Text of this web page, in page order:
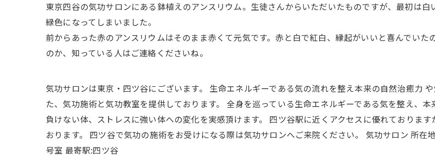
東京四谷の気功サロンにある鉢植えのアンスリウム。生徒さんからいただいたものですが、最初は
緑色になってしまいました。
前からあった赤のアンスリウムはそのまま赤くて元気です。赤と白で紅白、縁起がいいと喜んでいた
のか、知っている人はご連絡くださいね。
気功サロンは東京・四ツ谷にございます。 生命エネルギーである気の流れを整え本来の自然治癒力
た、気功施術と気功教室を提供しております。 全身を巡っている生命エネルギーである気を整え、
負けない体、ストレスに強い体への変化を実感頂けます。 四ツ谷駅に近くアクセスに優れておりま
おります。 四ツ谷で気功の施術をお受けになる際は気功サロンへご来院ください。 気功サロン 所在
号室 最寄駅:四ツ谷